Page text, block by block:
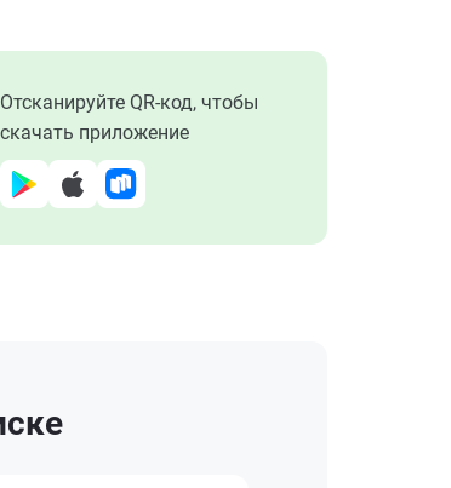
Отсканируйте QR-код, чтобы
скачать приложение